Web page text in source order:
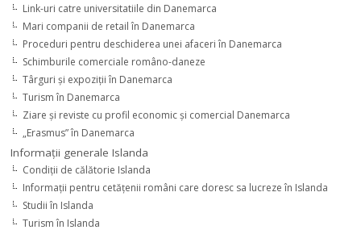
Link-uri catre universitatiile din Danemarca
Mari companii de retail în Danemarca
Proceduri pentru deschiderea unei afaceri în Danemarca
Schimburile comerciale româno-daneze
Târguri şi expoziţii în Danemarca
Turism în Danemarca
Ziare şi reviste cu profil economic şi comercial Danemarca
„Erasmus” în Danemarca
Informaţii generale Islanda
Condiţii de călătorie Islanda
Informaţii pentru cetăţenii români care doresc sa lucreze în Islanda
Studii în Islanda
Turism în Islanda